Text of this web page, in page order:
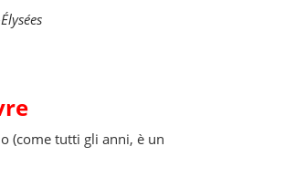
(come tutti gli anni, è un